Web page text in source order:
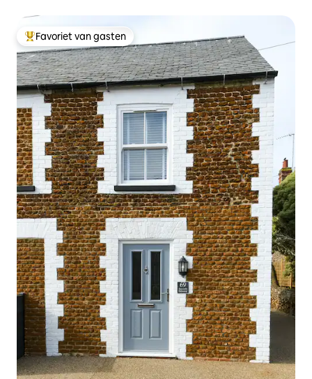
Topfavoriet van gasten
Favoriet van gasten